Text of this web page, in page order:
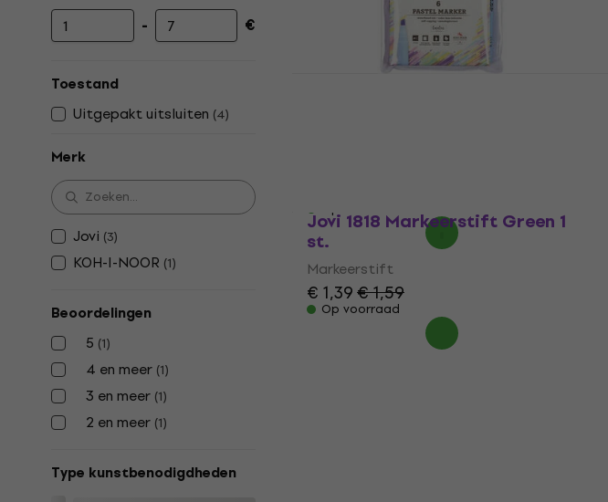
Minimumprijs
- Maximumprijs
€
Toestand
Uitgepakt uitsluiten (4)
Merk
Jovi (3)
KOH-I-NOOR (1)
Beoordelingen
5 (1)
4 en meer (1)
3 en meer (1)
2 en meer (1)
Type kunstbenodigdheden
Op voorraad
Jovi 1818 Markeerstift Green 1
st.
Markeerstift
€ 1,39€ 1,59
Op voorraad